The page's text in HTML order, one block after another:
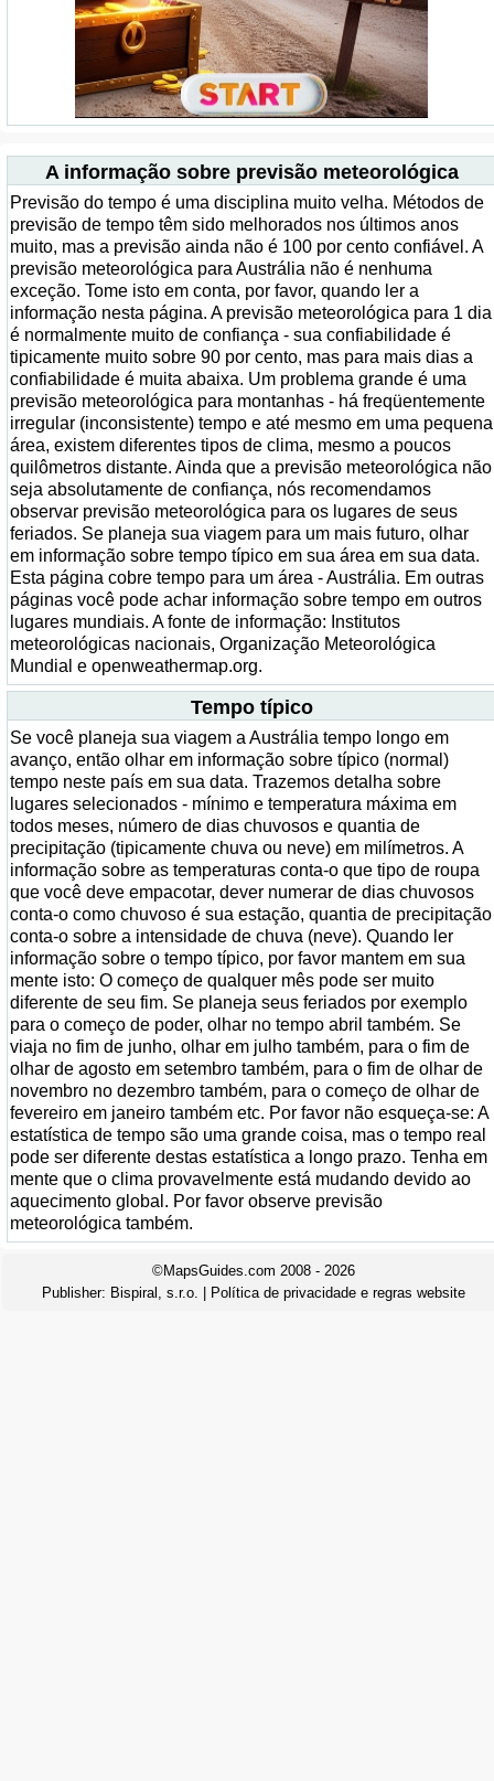
A informação sobre previsão meteorológica
Previsão do tempo é uma disciplina muito velha. Métodos de
previsão de tempo têm sido melhorados nos últimos anos
muito, mas a previsão ainda não é 100 por cento confiável. A
previsão meteorológica para Austrália não é nenhuma
exceção. Tome isto em conta, por favor, quando ler a
informação nesta página. A previsão meteorológica para 1 dia
é normalmente muito de confiança - sua confiabilidade é
tipicamente muito sobre 90 por cento, mas para mais dias a
confiabilidade é muita abaixa. Um problema grande é uma
previsão meteorológica para montanhas - há freqüentemente
irregular (inconsistente) tempo e até mesmo em uma pequena
área, existem diferentes tipos de clima, mesmo a poucos
quilômetros distante. Ainda que a previsão meteorológica não
seja absolutamente de confiança, nós recomendamos
observar previsão meteorológica para os lugares de seus
feriados. Se planeja sua viagem para um mais futuro, olhar
em informação sobre tempo típico em sua área em sua data.
Esta página cobre tempo para um área - Austrália. Em outras
páginas você pode achar informação sobre tempo em outros
lugares mundiais. A fonte de informação: Institutos
meteorológicas nacionais, Organização Meteorológica
Mundial e openweathermap.org.
Tempo típico
Se você planeja sua viagem a Austrália tempo longo em
avanço, então olhar em informação sobre típico (normal)
tempo neste país em sua data. Trazemos detalha sobre
lugares selecionados - mínimo e temperatura máxima em
todos meses, número de dias chuvosos e quantia de
precipitação (tipicamente chuva ou neve) em milímetros. A
informação sobre as temperaturas conta-o que tipo de roupa
que você deve empacotar, dever numerar de dias chuvosos
conta-o como chuvoso é sua estação, quantia de precipitação
conta-o sobre a intensidade de chuva (neve). Quando ler
informação sobre o tempo típico, por favor mantem em sua
mente isto: O começo de qualquer mês pode ser muito
diferente de seu fim. Se planeja seus feriados por exemplo
para o começo de poder, olhar no tempo abril também. Se
viaja no fim de junho, olhar em julho também, para o fim de
olhar de agosto em setembro também, para o fim de olhar de
novembro no dezembro também, para o começo de olhar de
fevereiro em janeiro também etc. Por favor não esqueça-se: A
estatística de tempo são uma grande coisa, mas o tempo real
pode ser diferente destas estatística a longo prazo. Tenha em
mente que o clima provavelmente está mudando devido ao
aquecimento global. Por favor observe previsão
meteorológica também.
©MapsGuides.com 2008 - 2026
Publisher: Bispiral, s.r.o. Política de privacidade e regras website